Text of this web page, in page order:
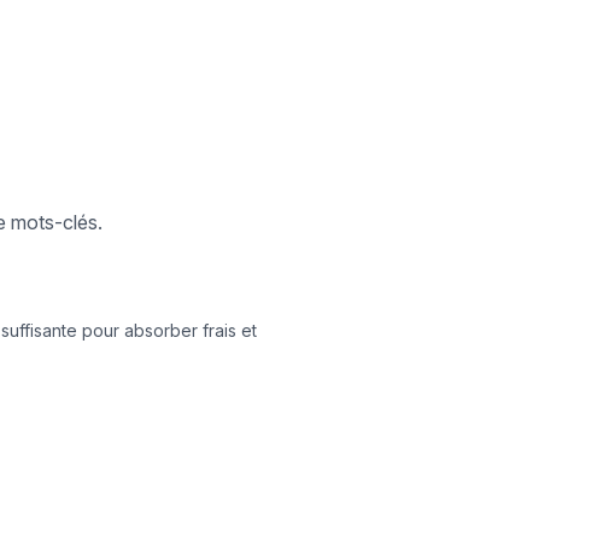
mots-clés.
pour absorber frais et